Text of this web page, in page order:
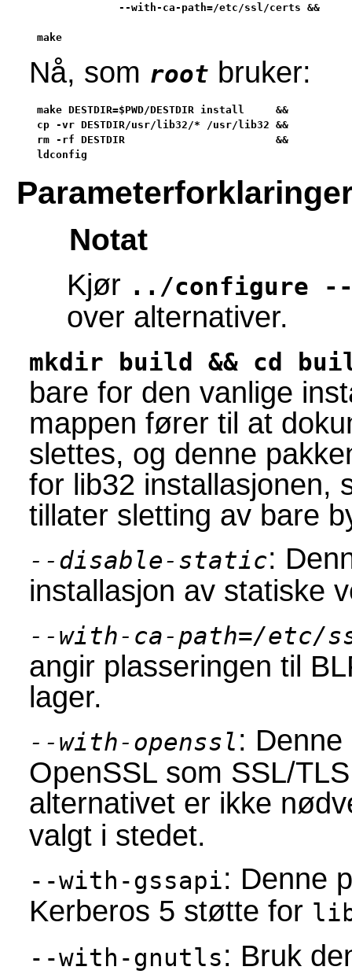
             --with-ca-path=/etc/ssl/certs &&
make
Nå, som root bruker:
make DESTDIR=$PWD/DESTDIR install     &&
cp -vr DESTDIR/usr/lib32/* /usr/lib32 &&
rm -rf DESTDIR                        &&
ldconfig
Notat
Kjør ../configure --
over alternativer.
mkdir build && cd
bare for den vanlige
mappen fører til at
slettes, og denne
for lib32 installasjonen,
tillater sletting av bare
--disable-static:
installasjon av statiske
--with-ca-path=/etc/
angir plasseringen til
lager.
--with-openssl :
OpenSSL som SSL/
alternativet er ikke
valgt i stedet.
--with-gssapi: Denne
Kerberos 5 støtte for
--with-gnutls: Bruk